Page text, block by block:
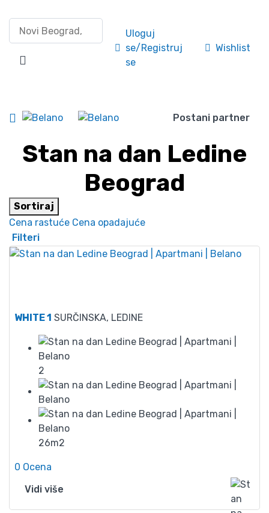
Uloguj
se/Registruj
se
Wishlist
Postani partner
Stan na dan Ledine
Beograd
Sortiraj
Cena rastuće Cena opadajuće
Filteri
WHITE 1 SURČINSKA, LEDINE
2
26m2
0 Ocena
Vidi više